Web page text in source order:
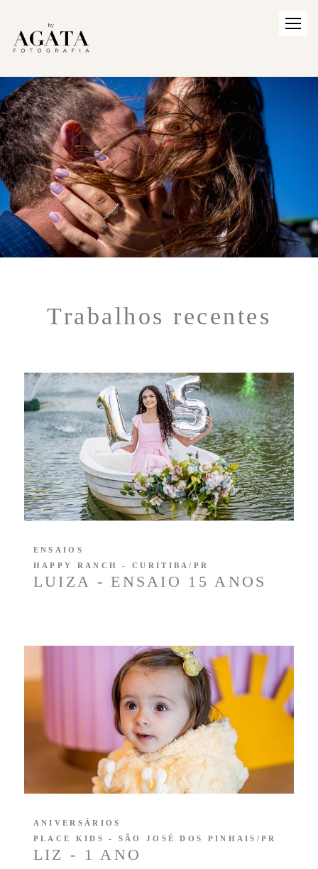
Trabalhos recentes
LUIZA - ENSAIO 15 ANOS
ENSAIOS
HAPPY RANCH - CURITIBA/PR
LIZ - 1 ANO
ANIVERSÁRIOS
PLACE KIDS - SÃO JOSÉ DOS PINHAIS/PR